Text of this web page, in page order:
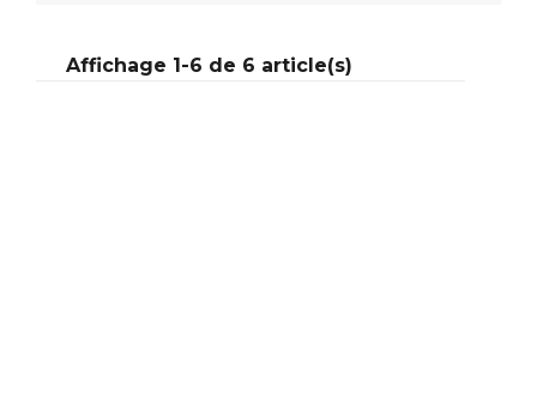
Affichage 1-6 de 6 article(s)